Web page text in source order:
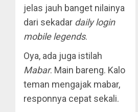
jelas jauh banget nilainya
dari sekadar daily login
mobile legends.
Oya, ada juga istilah
Mabar. Main bareng. Kalo
teman mengajak mabar,
responnya cepat sekali.